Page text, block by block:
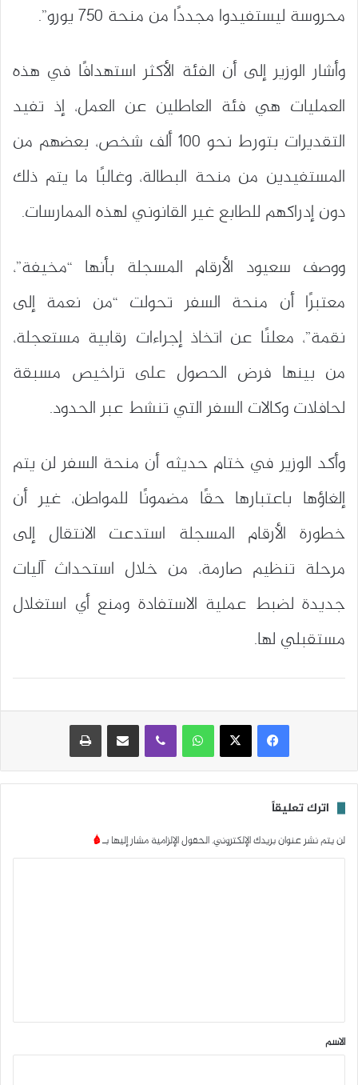
محروسة ليستفيدوا مجددًا من منحة 750 يورو”.
وأشار الوزير إلى أن الفئة الأكثر استهدافًا في هذه
العمليات هي فئة العاطلين عن العمل، إذ تفيد
التقديرات بتورط نحو 100 ألف شخص، بعضهم من
المستفيدين من منحة البطالة، وغالبًا ما يتم ذلك
دون إدراكهم للطابع غير القانوني لهذه الممارسات.
ووصف سعيود الأرقام المسجلة بأنها “مخيفة”،
معتبرًا أن منحة السفر تحولت “من نعمة إلى
نقمة”، معلنًا عن اتخاذ إجراءات رقابية مستعجلة،
من بينها فرض الحصول على تراخيص مسبقة
لحافلات وكالات السفر التي تنشط عبر الحدود.
وأكد الوزير في ختام حديثه أن منحة السفر لن يتم
إلغاؤها باعتبارها حقًا مضمونًا للمواطن، غير أن
خطورة الأرقام المسجلة استدعت الانتقال إلى
مرحلة تنظيم صارمة، من خلال استحداث آليات
جديدة لضبط عملية الاستفادة ومنع أي استغلال
مستقبلي لها.
واتساب مشاركة عبر البريد
اترك تعليقاً
لن يتم نشر عنوان بريدك الإلكتروني.الحقول الإلزامية مشار إليها بـ*
*
الاسم